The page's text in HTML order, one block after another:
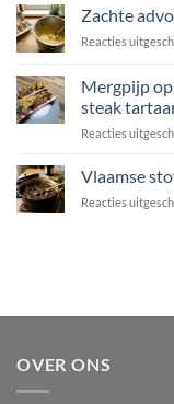
Zachte
Reacties
Mergpijp
steak
Reacties
Vlaamse
Reacties
OVER ONS